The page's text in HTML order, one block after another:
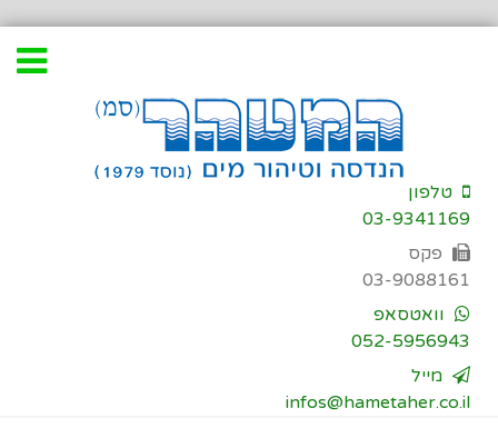
דילוג
טלפון
03-9341169
פקס
03-9088161
וואטסאפ
052-5956943
מייל
infos@hametaher.co.il